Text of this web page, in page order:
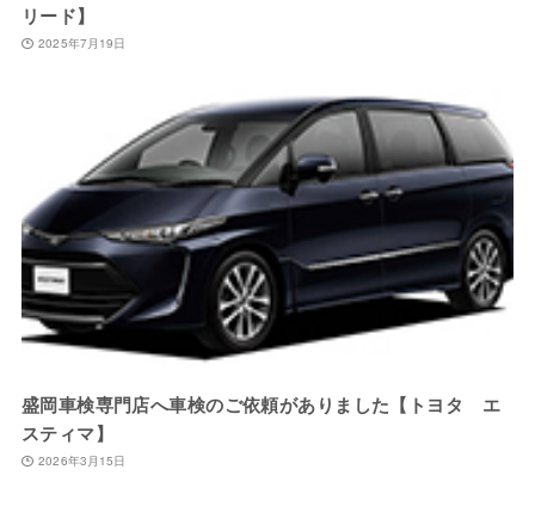
リード】
2025年7月19日
盛岡車検専門店へ車検のご依頼がありました【トヨタ エ
スティマ】
2026年3月15日